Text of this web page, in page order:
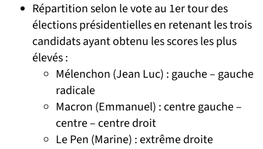
Répartition selon le vote au 1er tour des
élections présidentielles en retenant les trois
candidats ayant obtenu les scores les plus
élevés :
Mélenchon (Jean Luc) : gauche – gauche
radicale
Macron (Emmanuel) : centre gauche –
centre – centre droit
Le Pen (Marine) : extrême droite